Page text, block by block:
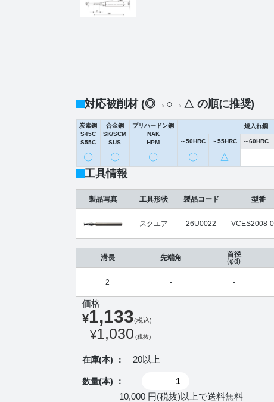
対応被削材 (◎→○→△ の順に推奨)
炭素鋼
S45C
S55C
合金鋼
SK/SCM
SUS
プリハードン鋼
NAK
HPM
焼入れ鋼
～50HRC
～55HRC ～60HRC
〇 〇 〇 〇 △
工具情報
製品写真 工具形状
スクエア
製品コード
26U0022
型番
VCES2008-
溝長
2
先端角
-
首径
(φd)
-
価格
¥1,133(税込)
¥1,030 (税抜)
在庫(本) ： 20以上
数量(本) ：
10,000 円(税抜)以上で送料無料